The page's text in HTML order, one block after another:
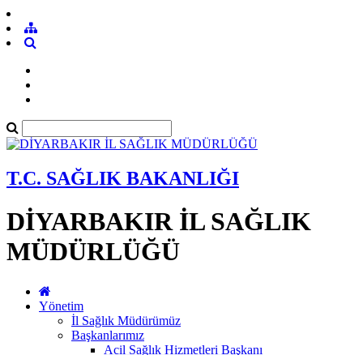
T.C. SAĞLIK BAKANLIĞI
DİYARBAKIR İL SAĞLIK
MÜDÜRLÜĞÜ
Yönetim
İl Sağlık Müdürümüz
Başkanlarımız
Acil Sağlık Hizmetleri Başkanı